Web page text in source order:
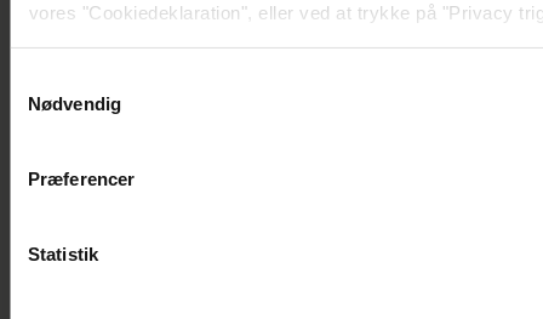
vores "Cookiedeklaration", eller ved at trykke på "Privacy
Vi anvender egne cookies og cookies fra tredjeparter til at
generere statistik og huske dine præferencer samt til brug
Nødvendig
Præferencer
Statistik